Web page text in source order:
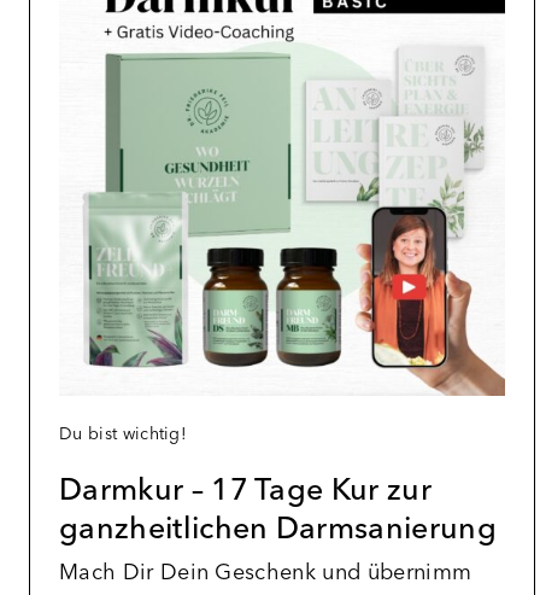
Du bist wichtig!
Darmkur – 17 Tage Kur zur
ganzheitlichen Darmsanierung
Mach Dir Dein Geschenk und übernimm